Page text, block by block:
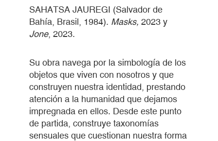
SAHATSA JAUREGI (Salvador de
Bahía, Brasil, 1984). Masks, 2023 y
Jone, 2023.
Su obra navega por la simbología de los
objetos que viven con nosotros y que
construyen nuestra identidad, prestando
atención a la humanidad que dejamos
impregnada en ellos. Desde este punto
de partida, construye taxonomías
sensuales que cuestionan nuestra forma